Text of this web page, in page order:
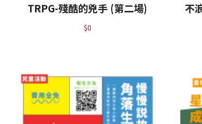
TRPG-殘酷的兇手 (第二場)
$0
不